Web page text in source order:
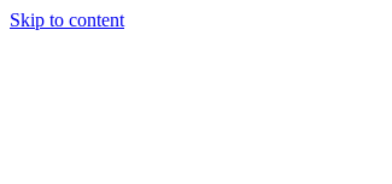
Skip to content